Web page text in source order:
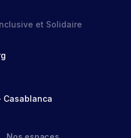
et Solidaire
Casablanca